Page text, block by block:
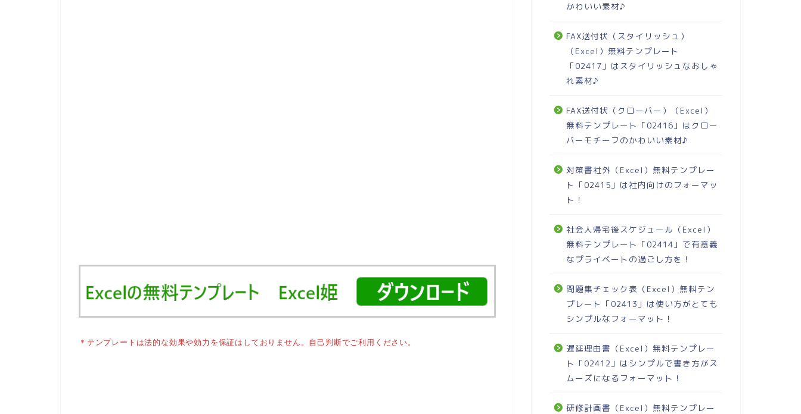
＊テンプレートは法的な効果や効力を保証はしておりません。自己判断でご利用ください。
かわいい素材♪
FAX送付状（スタイリッシュ）
（Excel）無料テンプレート
「02417」はスタイリッシュなおしゃ
れ素材♪
FAX送付状（クローバー）（Excel）
無料テンプレート「02416」はクロー
バーモチーフのかわいい素材♪
対策書社外（Excel）無料テンプレー
ト「02415」は社内向けのフォーマッ
ト！
社会人帰宅後スケジュール（Excel）
無料テンプレート「02414」で有意義
なプライベートの過ごし方を！
問題集チェック表（Excel）無料テン
プレート「02413」は使い方がとても
シンプルなフォーマット！
遅延理由書（Excel）無料テンプレー
ト「02412」はシンプルで書き方がス
ムーズになるフォーマット！
研修計画書（Excel）無料テンプレー